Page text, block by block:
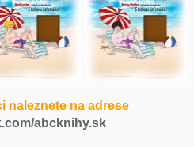
naleznete na adrese
abcknihy.sk